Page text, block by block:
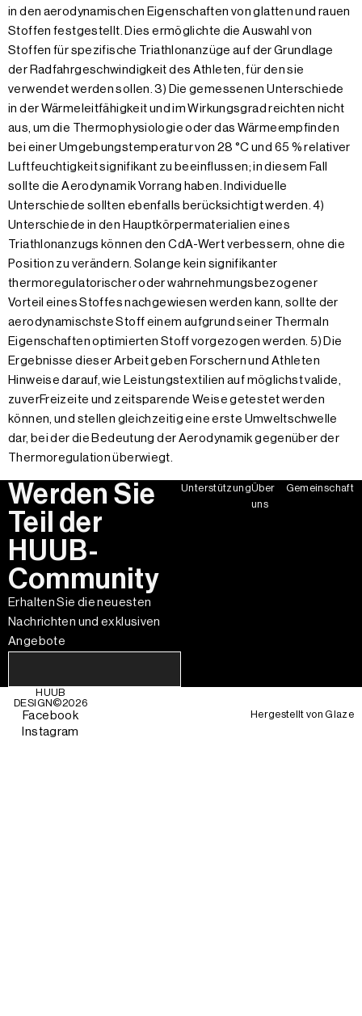
in den aerodynamischen Eigenschaften von glatten und rauen
Stoffen festgestellt. Dies ermöglichte die Auswahl von
Stoffen für spezifische Triathlonanzüge auf der Grundlage
der Radfahrgeschwindigkeit des Athleten, für den sie
verwendet werden sollen. 3) Die gemessenen Unterschiede
in der Wärmeleitfähigkeit und im Wirkungsgrad reichten nicht
aus, um die Thermophysiologie oder das Wärmeempfinden
bei einer Umgebungstemperatur von 28 °C und 65 % relativer
Luftfeuchtigkeit signifikant zu beeinflussen; in diesem Fall
sollte die Aerodynamik Vorrang haben. Individuelle
Unterschiede sollten ebenfalls berücksichtigt werden. 4)
Unterschiede in den Hauptkörpermaterialien eines
Triathlonanzugs können den CdA-Wert verbessern, ohne die
Position zu verändern. Solange kein signifikanter
thermoregulatorischer oder wahrnehmungsbezogener
Vorteil eines Stoffes nachgewiesen werden kann, sollte der
aerodynamischste Stoff einem aufgrund seiner Thermaln
Eigenschaften optimierten Stoff vorgezogen werden. 5) Die
Ergebnisse dieser Arbeit geben Forschern und Athleten
Hinweise darauf, wie Leistungstextilien auf möglichst valide,
zuverFreizeite und zeitsparende Weise getestet werden
können, und stellen gleichzeitig eine erste Umweltschwelle
dar, bei der die Bedeutung der Aerodynamik gegenüber der
Thermoregulation überwiegt.
Werden Sie
Teil der
HUUB-
Community
Erhalten Sie die neuesten
Nachrichten und exklusiven
Angebote
UnterstützungÜber
uns
Gemeinschaft
HUUB
DESIGN©2026
Facebook
Instagram
Hergestellt vonGlaze